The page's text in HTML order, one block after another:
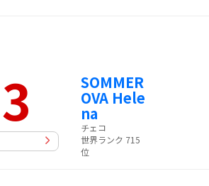
3 SOMMER
OVA Hele
na
チェコ
世界ランク 715
位